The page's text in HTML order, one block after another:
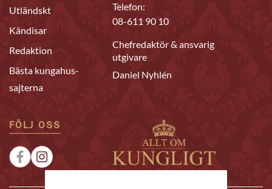
Utländskt
Kändisar
Redaktion
Bästa kungahus-
sajterna
Telefon:
08-611 90 10
Chefredaktör & ansvarig
utgivare
Daniel Nyhlén
FÖLJ OSS